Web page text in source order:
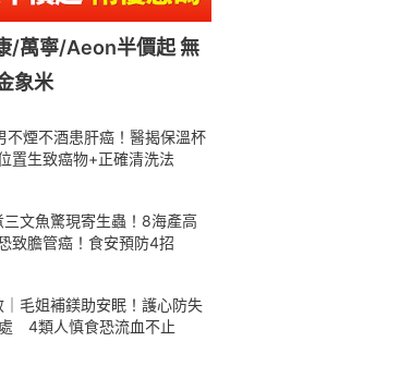
/萬寧/Aeon半價起 無
象米
不煙不酒患肝癌！醫揭保溫杯
置生致癌物+正確清洗法
三文魚驚現寄生蟲！8海產高
致膽管癌！食安預防4招
｜毛姐補鎂助安眠！護心防失
4類人慎食恐流血不止